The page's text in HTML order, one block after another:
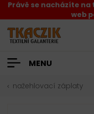
Právě se nacházíte
web
MENU
nažehlovací záplaty